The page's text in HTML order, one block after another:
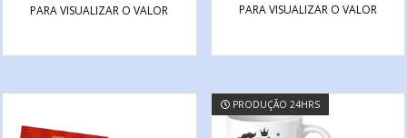
PARA VISUALIZAR O VALOR
PARA VISUALIZAR O VALOR
PRODUÇÃO 24HRS